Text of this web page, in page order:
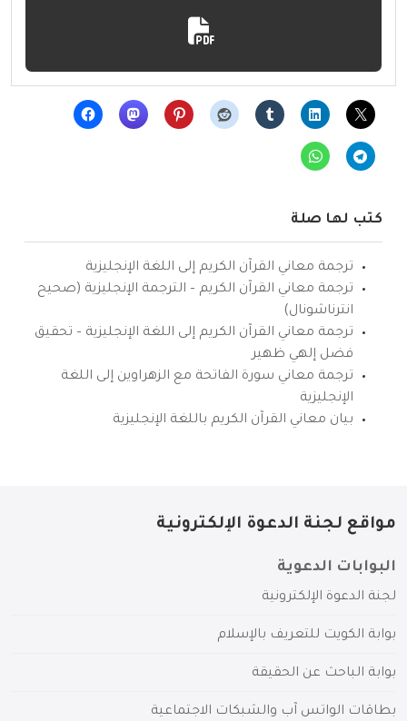
كتب لها صلة
ترجمة معاني القرآن الكريم إلى اللغة الإنجليزية
ترجمة معاني القرآن الكريم – الترجمة الإنجليزية (صحيح
انترناشونال)
ترجمة معاني القرآن الكريم إلى اللغة الإنجليزية – تحقيق
فضل إلهي ظهير
ترجمة معاني سورة الفاتحة مع الزهراوين إلى اللغة
الإنجليزية
بيان معاني القرآن الكريم باللغة الإنجليزية
مواقع لجنة الدعوة الإلكترونية
البوابات الدعوية
لجنة الدعوة الإلكترونية
بوابة الكويت للتعريف بالإسلام
بوابة الباحث عن الحقيقة
بطاقات الواتس آب والشبكات الاجتماعية